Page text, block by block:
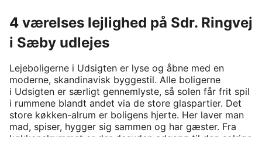
4 værelses lejlighed på Sdr. Ringvej
i Sæby udlejes
Lejeboligerne i Udsigten er lyse og åbne med en
moderne, skandinavisk byggestil. Alle boligerne
i Udsigten er særligt gennemlyste, så solen får frit spil
i rummene blandt andet via de store glaspartier. Det
store køkken-alrum er boligens hjerte. Her laver man
mad, spiser, hygger sig sammen og har gæster. Fra
køkkenalrummet er der desuden adgang til den solrige